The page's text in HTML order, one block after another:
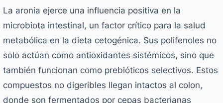
La aronia ejerce una influencia positiva en la
microbiota intestinal, un factor crítico para la salud
metabólica en la dieta cetogénica. Sus polifenoles no
solo actúan como antioxidantes sistémicos, sino que
también funcionan como prebióticos selectivos. Estos
compuestos no digeribles llegan intactos al colon,
donde son fermentados por cepas bacterianas